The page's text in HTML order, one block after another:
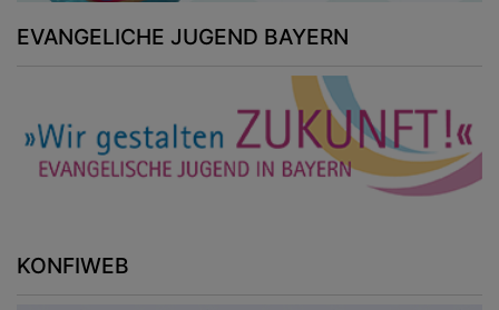
EVANGELICHE JUGEND BAYERN
KONFIWEB